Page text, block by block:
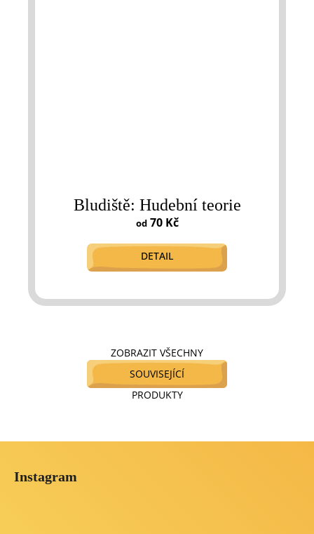
Bludiště: Hudební teorie
od70 Kč
DETAIL
ZOBRAZIT VŠECHNY
SOUVISEJÍCÍ
PRODUKTY
Instagram